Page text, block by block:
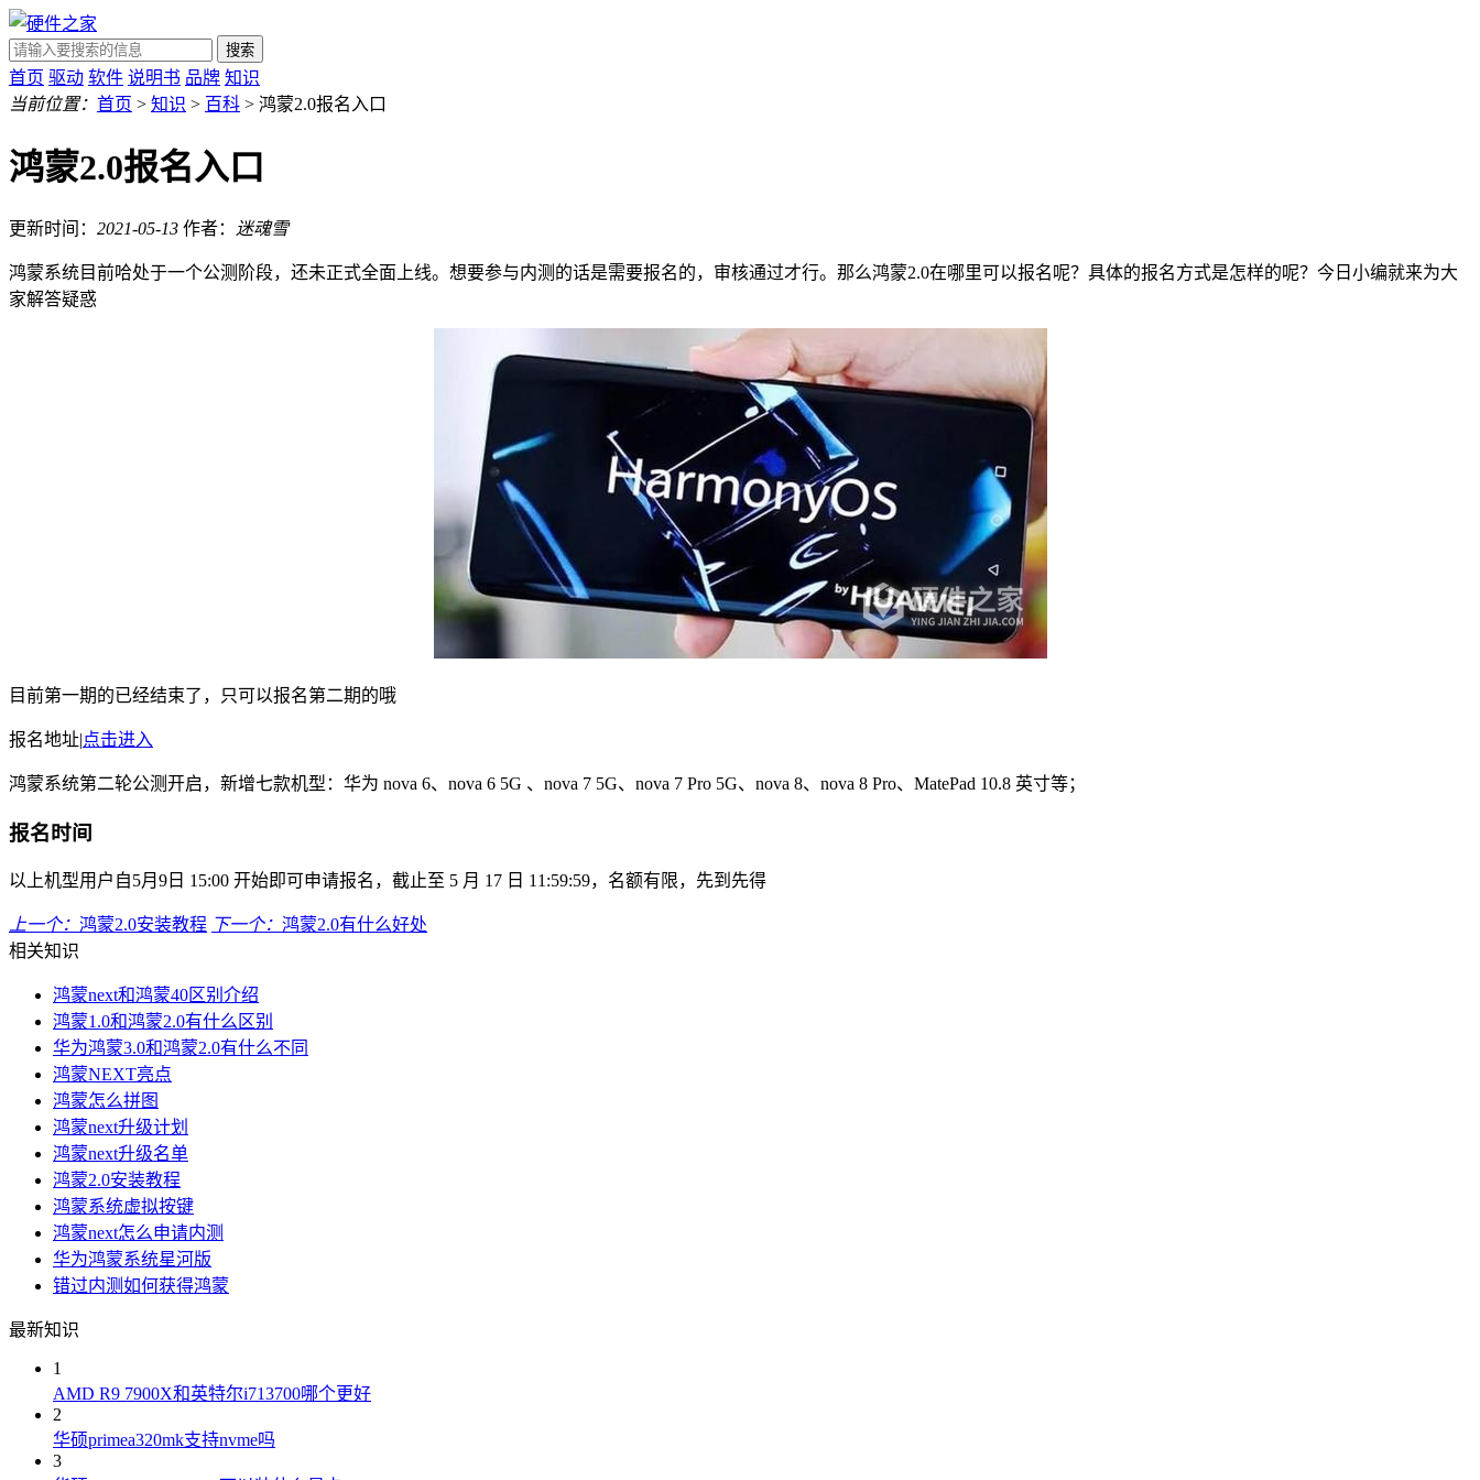
搜索
首页 驱动 软件 说明书 品牌 知识
当前位置： 首页 > 知识 > 百科 > 鸿蒙2.0报名入口
鸿蒙2.0报名入口
更新时间： 2021-05-13 作者： 迷魂雪
鸿蒙系统目前哈处于一个公测阶段，还未正式全面上线。想要参与内测的话是需要报名的，审核通过才行。那么鸿蒙2.0在哪里可以报名呢？具体的报名方式是怎样的呢？今日小编就来为大
家解答疑惑
目前第一期的已经结束了，只可以报名第二期的哦
报名地址|点击进入
鸿蒙系统第二轮公测开启，新增七款机型：华为 nova 6、nova 6 5G 、nova 7 5G、nova 7 Pro 5G、nova 8、nova 8 Pro、MatePad 10.8 英寸等；
报名时间
以上机型用户自5月9日 15:00 开始即可申请报名，截止至 5 月 17 日 11:59:59，名额有限，先到先得
上一个： 鸿蒙2.0安装教程 下一个： 鸿蒙2.0有什么好处
相关知识
鸿蒙next和鸿蒙40区别介绍
鸿蒙1.0和鸿蒙2.0有什么区别
华为鸿蒙3.0和鸿蒙2.0有什么不同
鸿蒙NEXT亮点
鸿蒙怎么拼图
鸿蒙next升级计划
鸿蒙next升级名单
鸿蒙2.0安装教程
鸿蒙系统虚拟按键
鸿蒙next怎么申请内测
华为鸿蒙系统星河版
错过内测如何获得鸿蒙
最新知识
1
AMD R9 7900X和英特尔i713700哪个更好
2
华硕primea320mk支持nvme吗
3